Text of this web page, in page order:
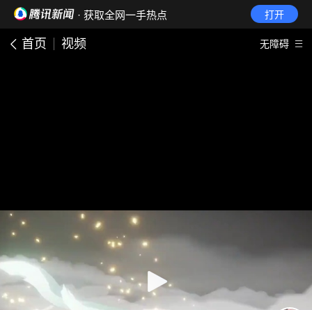
· 获取全网一手热点 打开
首页 视频 无障碍